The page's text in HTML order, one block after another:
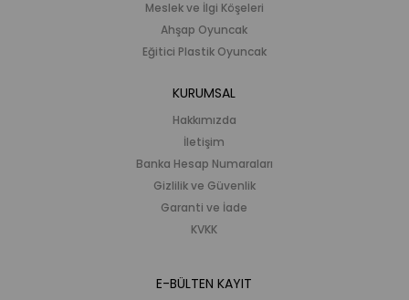
Meslek ve İlgi Köşeleri
Ahşap Oyuncak
Eğitici Plastik Oyuncak
KURUMSAL
Hakkımızda
İletişim
Banka Hesap Numaraları
Gizlilik ve Güvenlik
Garanti ve İade
KVKK
E-BÜLTEN KAYIT